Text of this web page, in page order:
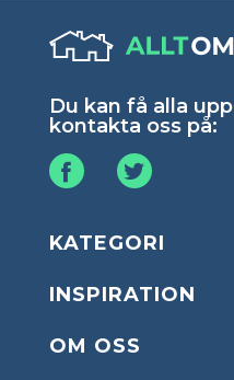
Du kan få alla
kontakta oss på:
KATEGORI
INSPIRATION
OM OSS